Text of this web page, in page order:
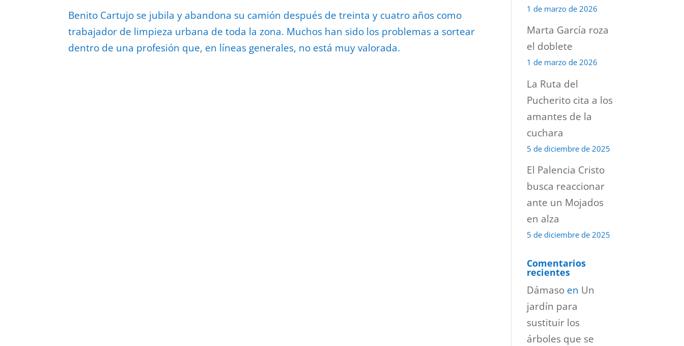
Benito Cartujo se jubila y abandona su camión después de treinta y cuatro años como
trabajador de limpieza urbana de toda la zona. Muchos han sido los problemas a sortear
dentro de una profesión que, en líneas generales, no está muy valorada.
1 de marzo de 2026
Marta García roza
el doblete
1 de marzo de 2026
La Ruta del
Pucherito cita a los
amantes de la
cuchara
5 de diciembre de 2025
El Palencia Cristo
busca reaccionar
ante un Mojados
en alza
5 de diciembre de 2025
Comentarios
recientes
Dámaso en Un
jardín para
sustituir los
árboles que se